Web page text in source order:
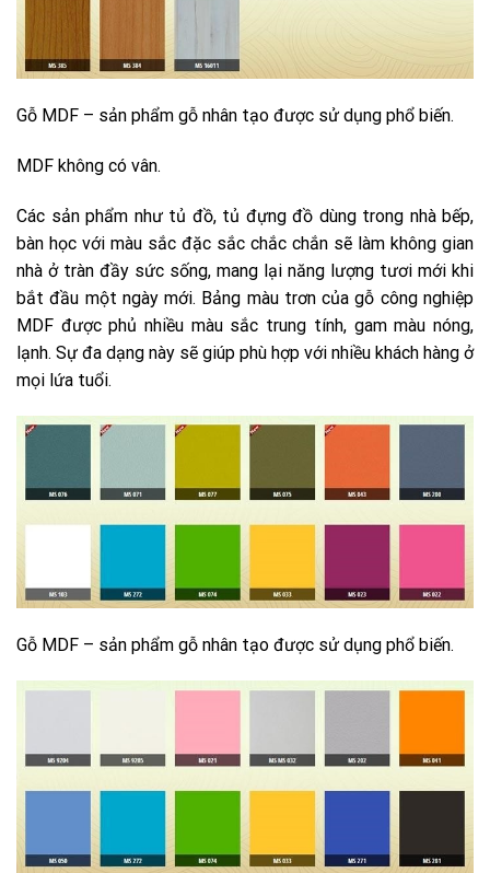
Gỗ MDF – sản phẩm gỗ nhân tạo được sử dụng phổ biến.
MDF không có vân.
Các sản phẩm như tủ đồ, tủ đựng đồ dùng trong nhà bếp,
bàn học với màu sắc đặc sắc chắc chắn sẽ làm không gian
nhà ở tràn đầy sức sống, mang lại năng lượng tươi mới khi
bắt đầu một ngày mới. Bảng màu trơn của gỗ công nghiệp
MDF được phủ nhiều màu sắc trung tính, gam màu nóng,
lạnh. Sự đa dạng này sẽ giúp phù hợp với nhiều khách hàng ở
mọi lứa tuổi.
Gỗ MDF – sản phẩm gỗ nhân tạo được sử dụng phổ biến.